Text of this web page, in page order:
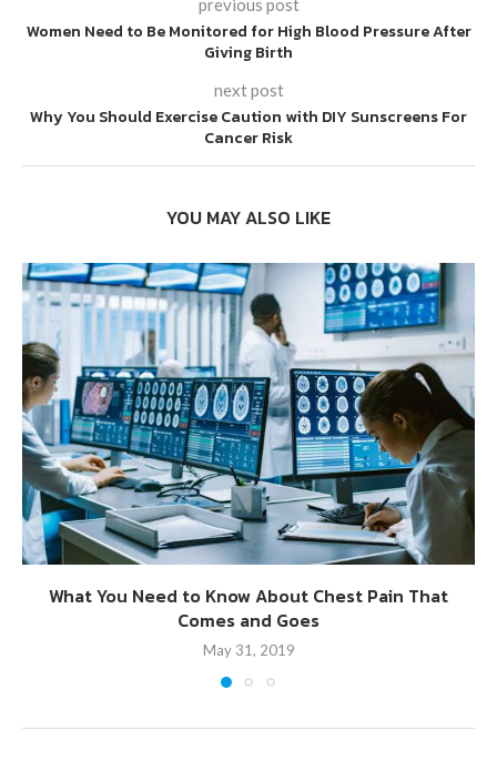
previous post
Women Need to Be Monitored for High Blood Pressure After
Giving Birth
next post
Why You Should Exercise Caution with DIY Sunscreens For
Cancer Risk
YOU MAY ALSO LIKE
What You Need to Know About Chest Pain That
Comes and Goes
May 31, 2019